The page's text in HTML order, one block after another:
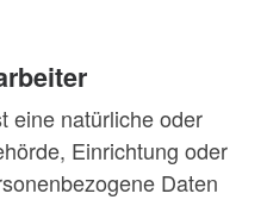
eine natürliche oder
Einrichtung oder
Daten